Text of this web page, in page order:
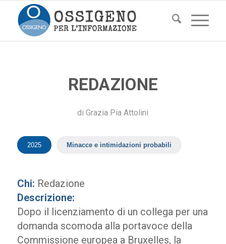
REDAZIONE
diGrazia Pia Attolini
2025 Minacce e intimidazioni probabili
Chi: Redazione
Descrizione:
Dopo il licenziamento di un collega per una
domanda scomoda alla portavoce della
Commissione europea a Bruxelles, la